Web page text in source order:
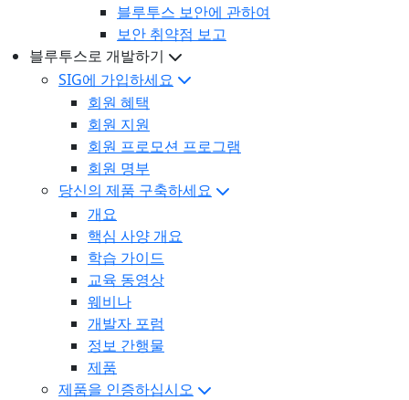
블루투스 보안에 관하여
보안 취약점 보고
블루투스로 개발하기
SIG에 가입하세요
회원 혜택
회원 지원
회원 프로모션 프로그램
회원 명부
당신의 제품 구축하세요
개요
핵심 사양 개요
학습 가이드
교육 동영상
웨비나
개발자 포럼
정보 간행물
제품
제품을 인증하십시오